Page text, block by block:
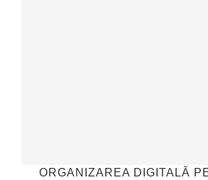
ORGANIZAREA DIGITALĂ